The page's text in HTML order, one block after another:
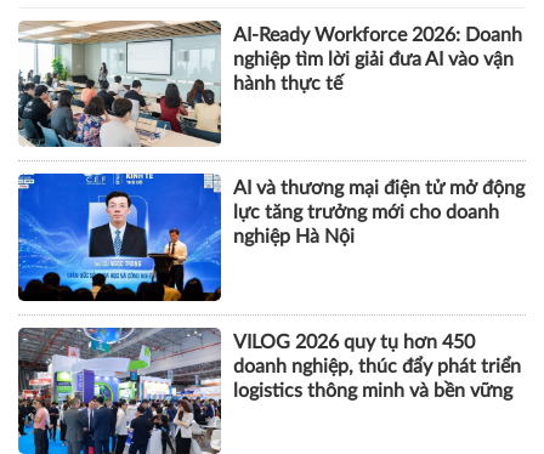
AI-Ready Workforce 2026: Doanh
nghiệp tìm lời giải đưa AI vào vận
hành thực tế
AI và thương mại điện tử mở động
lực tăng trưởng mới cho doanh
nghiệp Hà Nội
VILOG 2026 quy tụ hơn 450
doanh nghiệp, thúc đẩy phát triển
logistics thông minh và bền vững